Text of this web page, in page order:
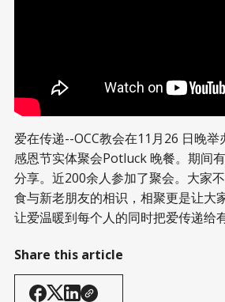
爱在传递--OCC教会在11月26 日晚
感恩节实体聚会Potluck 晚餐。期间
分享。近200余人参加了聚会。大家
食与新老朋友的相识，相聚更是让大
让爱温暖到每个人的同时把爱传递给
Share this article